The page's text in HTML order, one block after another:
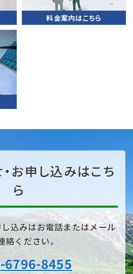
料金案内はこちら
お申し込みはこち
ら
込みはお電話またはメール
絡ください。
6796-8455